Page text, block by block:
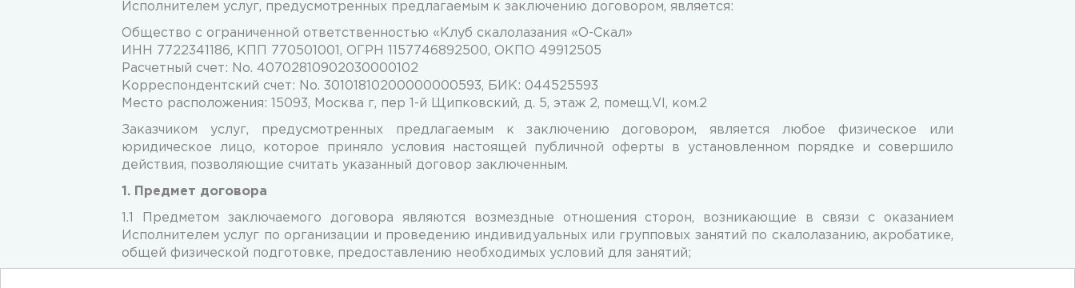
Исполнителем услуг, предусмотренных предлагаемым к заключению договором, является:
Общество с ограниченной ответственностью «Клуб скалолазания «О-Скал»
ИНН 7722341186, КПП 770501001, ОГРН 1157746892500, ОКПО 49912505
Расчетный счет: No. 40702810902030000102
Корреспондентский счет: No. 30101810200000000593, БИК: 044525593
Место расположения: 15093, Москва г, пер 1-й Щипковский, д. 5, этаж 2, помещ.VI, ком.2
Заказчиком услуг, предусмотренных предлагаемым к заключению договором, является любое физическое или
юридическое лицо, которое приняло условия настоящей публичной оферты в установленном порядке и совершило
действия, позволяющие считать указанный договор заключенным.
1. Предмет договора
1.1 Предметом заключаемого договора являются возмездные отношения сторон, возникающие в связи с оказанием
Исполнителем услуг по организации и проведению индивидуальных или групповых занятий по скалолазанию, акробатике,
общей физической подготовке, предоставлению необходимых условий для занятий;